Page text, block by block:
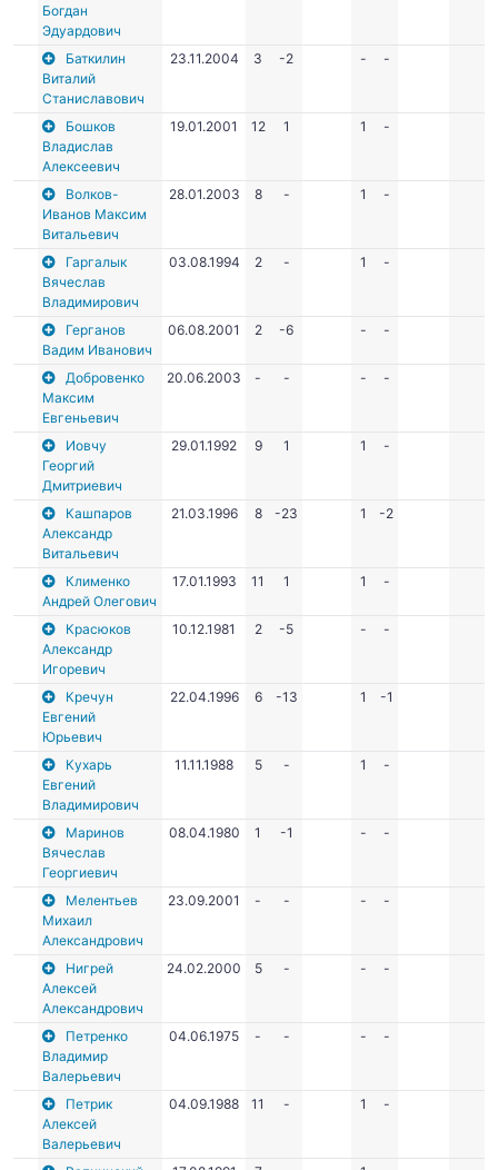
Богдан
Эдуардович
Баткилин
Виталий
Станиславович
23.11.2004 3 -2 - -
Бошков
Владислав
Алексеевич
19.01.2001 12 1 1 -
Волков-
Иванов Максим
Витальевич
28.01.2003 8 - 1 -
Гаргалык
Вячеслав
Владимирович
03.08.1994 2 - 1 -
Герганов
Вадим Иванович
06.08.2001 2 -6 - -
Добровенко
Максим
Евгеньевич
20.06.2003 - - - -
Иовчу
Георгий
Дмитриевич
29.01.1992 9 1 1 -
Кашпаров
Александр
Витальевич
21.03.1996 8 -23 1 -2
Клименко
Андрей Олегович
17.01.1993 11 1 1 -
Красюков
Александр
Игоревич
10.12.1981 2 -5 - -
Кречун
Евгений
Юрьевич
22.04.1996 6 -13 1 -1
Кухарь
Евгений
Владимирович
11.11.1988 5 - 1 -
Маринов
Вячеслав
Георгиевич
08.04.1980 1 -1 - -
Мелентьев
Михаил
Александрович
23.09.2001 - - - -
Нигрей
Алексей
Александрович
24.02.2000 5 - - -
Петренко
Владимир
Валерьевич
04.06.1975 - - - -
Петрик
Алексей
Валерьевич
04.09.1988 11 - 1 -